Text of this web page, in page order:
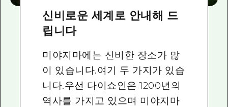
신비로운 세계로 안내해 드
립니다
미야지마에는 신비한 장소가 많
이 있습니다.여기 두 가지가 있습
니다.우선 다이쇼인은 1200년의
역사를 가지고 있으며 미야지마